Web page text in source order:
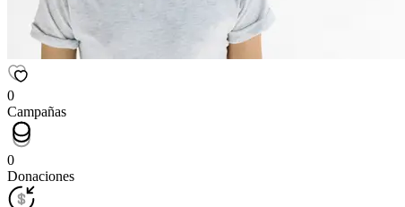
0
Campañas
0
Donaciones